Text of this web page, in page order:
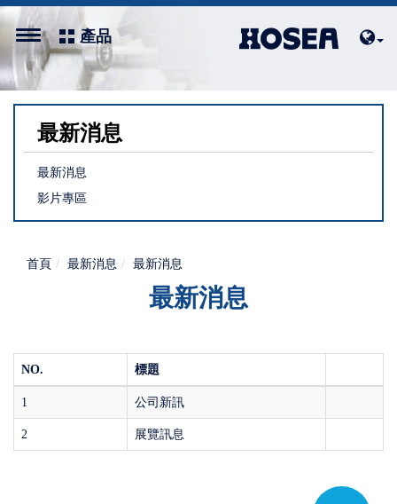
產品
最新消息
最新消息
影片專區
首頁 最新消息 最新消息
最新消息
NO. 標題
1 公司新訊
2 展覽訊息